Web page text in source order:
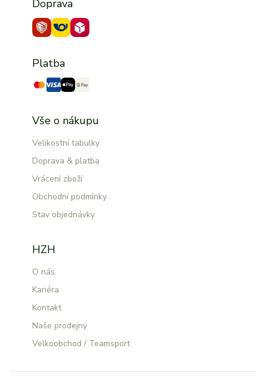
Doprava
Platba
Vše o nákupu
Velikostní tabulky
Doprava & platba
Vrácení zboží
Obchodní podmínky
Stav objednávky
HZH
O nás
Kariéra
Kontakt
Naše prodejny
Velkoobchod / Teamsport